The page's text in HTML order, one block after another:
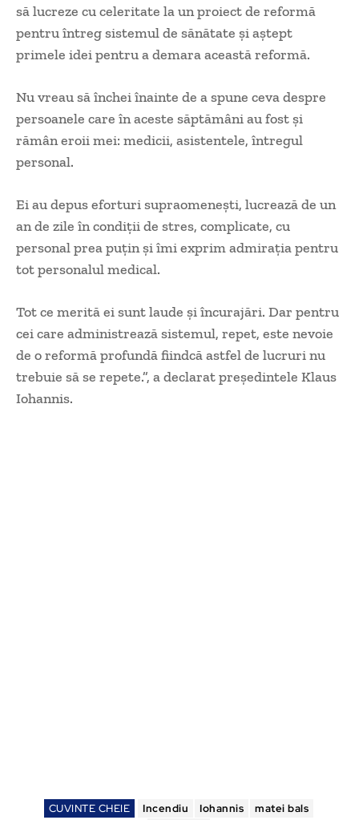
să lucreze cu celeritate la un proiect de reformă
pentru întreg sistemul de sănătate și aștept
primele idei pentru a demara această reformă.
Nu vreau să închei înainte de a spune ceva despre
persoanele care în aceste săptămâni au fost și
rămân eroii mei: medicii, asistentele, întregul
personal.
Ei au depus eforturi supraomenești, lucrează de un
an de zile în condiții de stres, complicate, cu
personal prea puțin și îmi exprim admirația pentru
tot personalul medical.
Tot ce merită ei sunt laude și încurajări. Dar pentru
cei care administrează sistemul, repet, este nevoie
de o reformă profundă fiindcă astfel de lucruri nu
trebuie să se repete.”, a declarat președintele Klaus
Iohannis.
CUVINTE CHEIE Incendiu Iohannis
matei bals